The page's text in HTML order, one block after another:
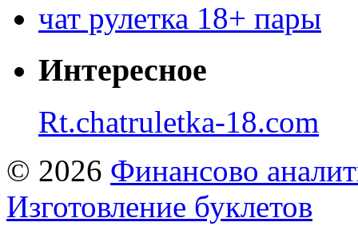
чат рулетка 18+ пары
Интересное
Rt.chatruletka-18.com
© 2026 Финансово
Изготовление буклетов